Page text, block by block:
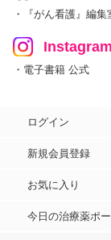
・『がん看護』編集
Instagram
・電子書籍 公式
ログイン
新規会員登録
お気に入り
今日の治療薬ポ